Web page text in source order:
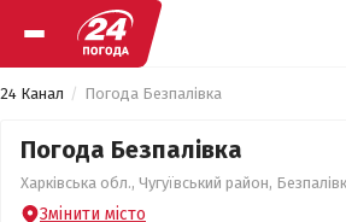
24 Канал Погода Безпалівка
Погода Безпалівка
Харківська обл., Чугуївський район,
Змінити місто